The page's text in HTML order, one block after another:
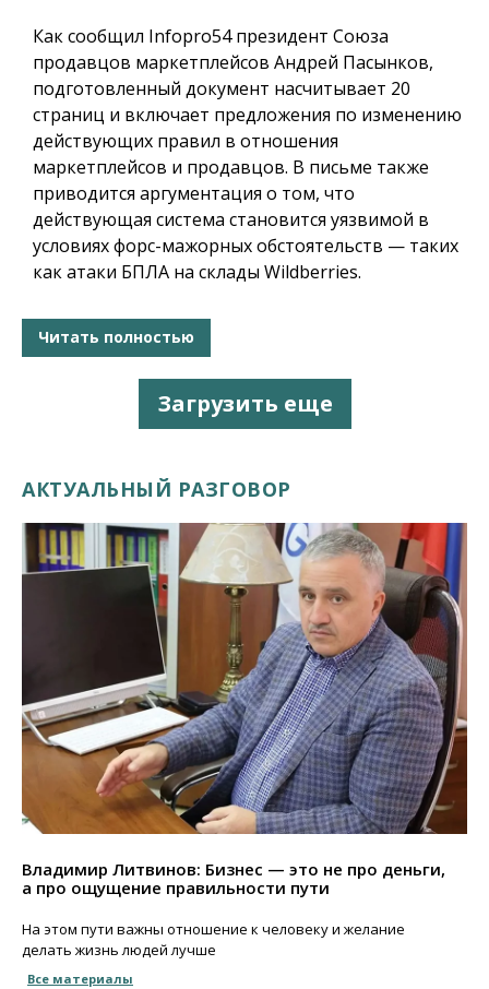
Как сообщил Infopro54президент Союза
продавцов маркетплейсов Андрей Пасынков,
подготовленный документ насчитывает 20
страниц и включает предложения по изменению
действующих правил в отношения
маркетплейсов и продавцов. В письме также
приводится аргументация о том, что
действующая система становится уязвимой в
условиях форс-мажорных обстоятельств — таких
как атаки БПЛА на склады Wildberries.
Читать полностью
Загрузить еще
АКТУАЛЬНЫЙ РАЗГОВОР
Владимир Литвинов: Бизнес — это не про деньги,
а про ощущение правильности пути
На этом пути важны отношение к человеку и желание
делать жизнь людей лучше
Все материалы